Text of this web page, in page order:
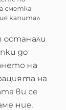
сметка
капитал
останали
до
на
на
ви се
ние.